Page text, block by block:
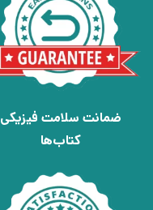
ضمانت سلامت فیزیکی
کتاب‌ها